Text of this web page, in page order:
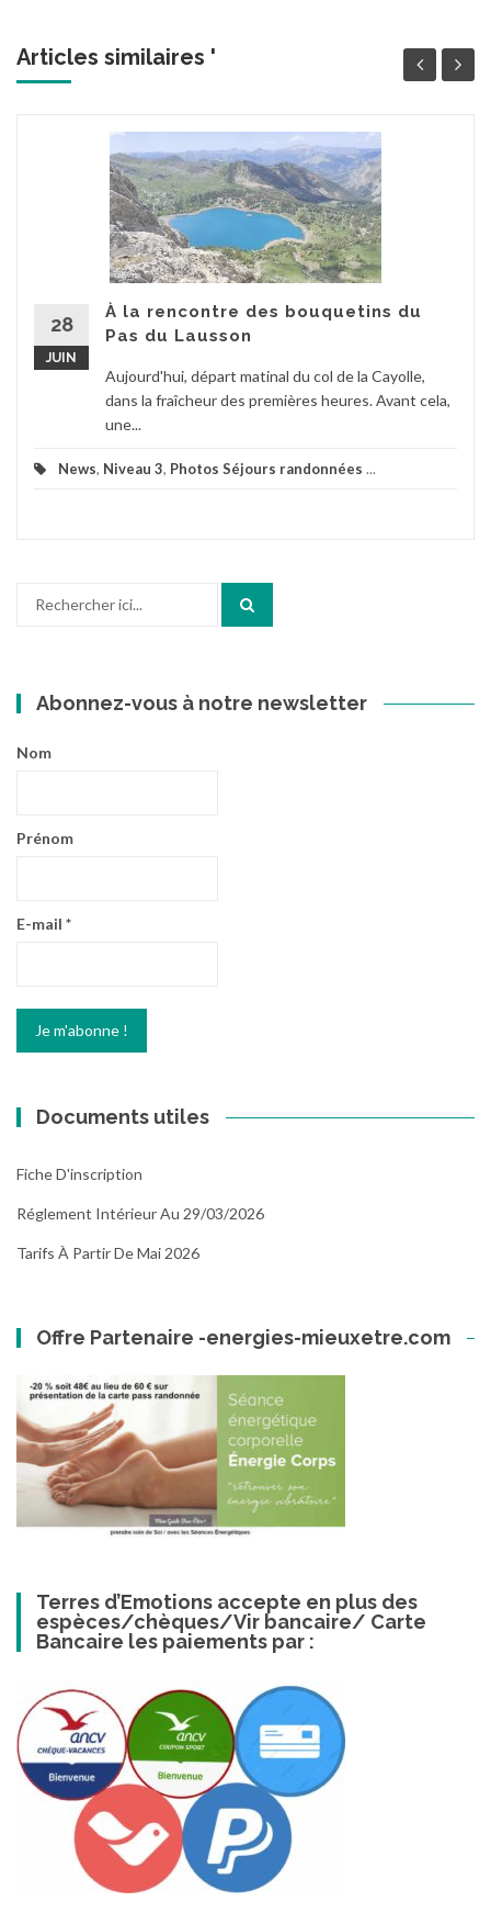
Articles similaires '
28
JUIN
À la rencontre des bouquetins du
Pas du Lausson
Aujourd'hui, départ matinal du col de la Cayolle,
dans la fraîcheur des premières heures. Avant cela,
une...
News, Niveau 3, Photos Séjours randonnées ...
Abonnez-vous à notre newsletter
Nom
Prénom
E-mail *
Documents utiles
Fiche D'inscription
Réglement Intérieur Au 29/03/2026
Tarifs À Partir De Mai 2026
Offre Partenaire -energies-mieuxetre.com
Terres d’Emotions accepte en plus des
espèces/chèques/Vir bancaire/ Carte
Bancaire les paiements par :